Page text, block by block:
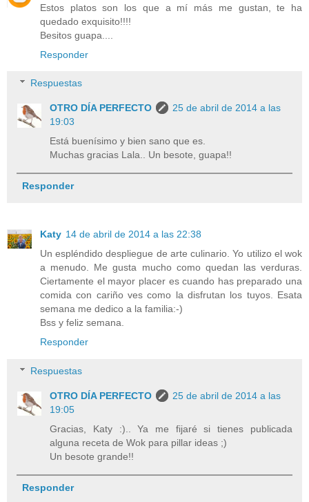
Estos platos son los que a mí más me gustan, te ha
quedado exquisito!!!!
Besitos guapa....
Responder
Respuestas
OTRO DÍA PERFECTO
25 de abril de 2014 a las
19:03
Está buenísimo y bien sano que es.
Muchas gracias Lala.. Un besote, guapa!!
Responder
Katy 14 de abril de 2014 a las 22:38
Un espléndido despliegue de arte culinario. Yo utilizo el wok
a menudo. Me gusta mucho como quedan las verduras.
Ciertamente el mayor placer es cuando has preparado una
comida con cariño ves como la disfrutan los tuyos. Esata
semana me dedico a la familia:-)
Bss y feliz semana.
Responder
Respuestas
OTRO DÍA PERFECTO
25 de abril de 2014 a las
19:05
Gracias, Katy :).. Ya me fijaré si tienes publicada
alguna receta de Wok para pillar ideas ;)
Un besote grande!!
Responder